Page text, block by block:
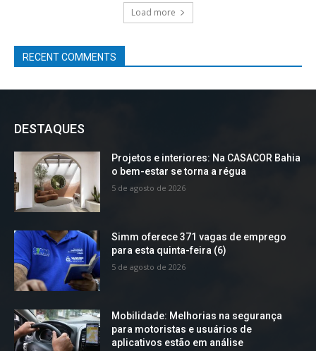
Load more
RECENT COMMENTS
DESTAQUES
Projetos e interiores: Na CASACOR Bahia
o bem-estar se torna a régua
5 de agosto de 2026
Simm oferece 371 vagas de emprego
para esta quinta-feira (6)
5 de agosto de 2026
Mobilidade: Melhorias na segurança
para motoristas e usuários de
aplicativos estão em análise